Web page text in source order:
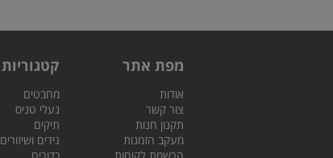
מפת אתר קטגוריות
אודות
צור קשר
תקנון חנות
מעקב הזמנות
מחבטים
נעלי טניס
תיקים
גידים ושיזורים